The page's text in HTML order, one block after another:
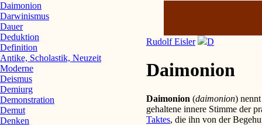
Rudolf Eisler D
Daimonion
Daimonion (daimonion)
gehaltene innere Stimme der
Taktes, die ihn von der
Daimonion
Darwinismus
Dauer
Deduktion
Definition
Antike, Scholastik, Neuzeit
Moderne
Deismus
Demiurg
Demonstration
Demut
Denken